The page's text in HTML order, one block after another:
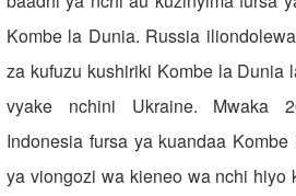
Kombe la Dunia. Russia
za kufuzu kushiriki Kombe la Dunia
vyake nchini Ukraine. Mwaka
Indonesia fursa ya kuandaa
ya viongozi wa kieneo wa nchi hiyo